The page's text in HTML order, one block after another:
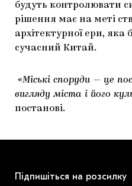
будуть контролювати
рішення має на меті
архітектурної ери, яка
сучасний Китай.
«Міські споруди — це
вигляду міста і його
постанові.
Підпишіться на розсилку